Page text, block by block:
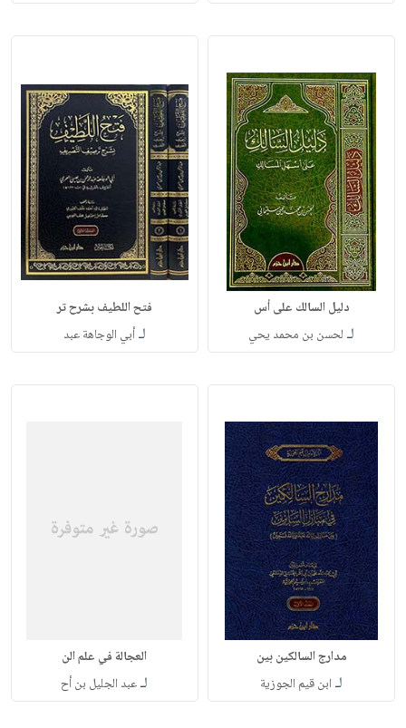
دليل السالك على أس
لـ لحسن بن محمد يحي
فتح اللطيف بشرح تر
لـأبي الوجاهة عبد
مدارج السالكين بين
لـ ابن قيم الجوزية
العجالة في علم الن
لـعبد الجليل بن أح